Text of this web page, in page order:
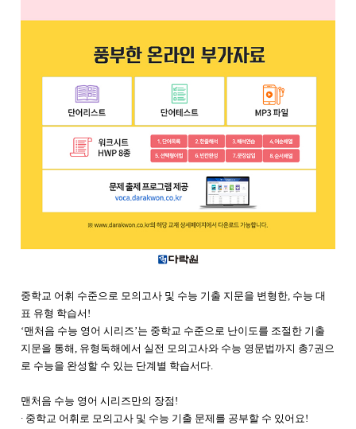
중학교 어휘 수준으로 모의고사 및 수능 기출 지문을 변형한, 수능 대
표 유형 학습서!
‘맨처음 수능 영어 시리즈’는 중학교 수준으로 난이도를 조절한 기출
지문을 통해, 유형독해에서 실전 모의고사와 수능 영문법까지 총7권으
로 수능을 완성할 수 있는 단계별 학습서다.
맨처음 수능 영어 시리즈만의 장점!
∙ 중학교 어휘로 모의고사 및 수능 기출 문제를 공부할 수 있어요!